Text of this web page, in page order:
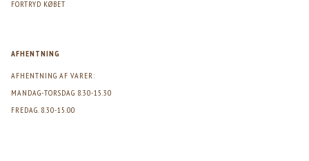
FORTRYD KØBET
AFHENTNING
AFHENTNING AF VARER:
MANDAG-TORSDAG 8.30-15.30
FREDAG. 8.30-15.00